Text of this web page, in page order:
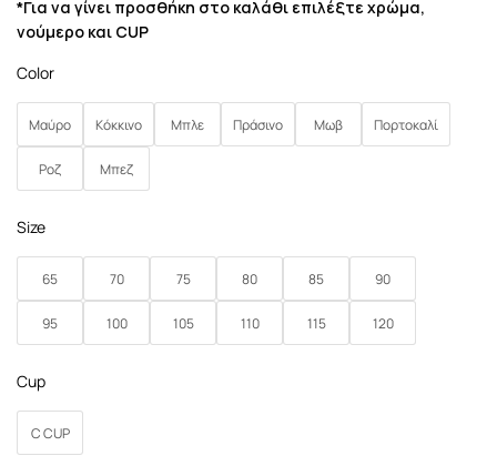
*Για να γίνει προσθήκη στο καλάθι επιλέξτε χρώμα,
νούμερο και CUP
Color
Μαύρο Κόκκινο Μπλε Πράσινο Μωβ Πορτοκαλί
Ροζ Μπεζ
Size
65 70 75 80 85 90
95 100 105 110 115 120
Cup
C CUP